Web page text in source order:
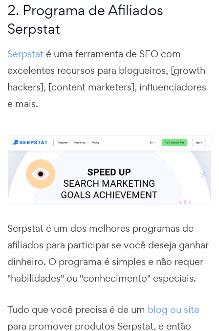
2. Programa de Afiliados
Serpstat
Serpstat é uma ferramenta de SEO com
excelentes recursos para blogueiros, [growth
hackers], [content marketers], influenciadores
e mais.
Serpstat é um dos melhores programas de
afiliados para participar se você deseja ganhar
dinheiro. O programa é simples e não requer
"habilidades" ou "conhecimento" especiais.
Tudo que você precisa é de um blog ou site
para promover produtos Serpstat, e então